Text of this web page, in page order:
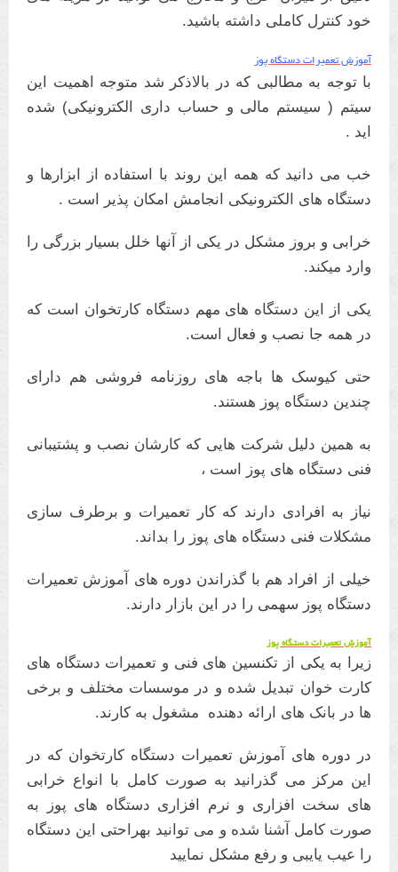
خود کنترل کاملی داشته باشید.
آموزش تعمیرات دستگاه پوز
با توجه به مطالبی که در بالاذکر شد متوجه اهمیت این
سیتم ( سیستم مالی و حساب داری الکترونیکی) شده
اید .
خب می دانید که همه این روند با استفاده از ابزارها و
دستگاه های الکترونیکی انجامش امکان پذیر است .
خرابی و بروز مشکل در یکی از آنها خلل بسیار بزرگی را
وارد میکند.
یکی از این دستگاه های مهم دستگاه کارتخوان است که
در همه جا نصب و فعال است.
حتی کیوسک ها باجه های روزنامه فروشی هم دارای
چندین دستگاه پوز هستند.
به همین دلیل شرکت هایی که کارشان نصب و پشتیبانی
فنی دستگاه های پوز است ،
نیاز به افرادی دارند که کار تعمیرات و برطرف سازی
مشکلات فنی دستگاه های پوز را بداند.
خیلی از افراد هم با گذراندن دوره های آموزش تعمیرات
دستگاه پوز سهمی را در این بازار دارند.
آموزش تعمیرات دستگاه پوز
زیرا به یکی از تکنسین های فنی و تعمیرات دستگاه های
کارت خوان تبدیل شده و در موسسات مختلف و برخی
ها در بانک های ارائه دهنده مشغول به کارند.
در دوره های آموزش تعمیرات دستگاه کارتخوان که در
این مرکز می گذرانید به صورت کامل با انواع خرابی
های سخت افزاری و نرم افزاری دستگاه های پوز به
صورت کامل آشنا شده و می توانید بهراحتی این دستگاه
را عیب یایبی و رفع مشکل نمایید